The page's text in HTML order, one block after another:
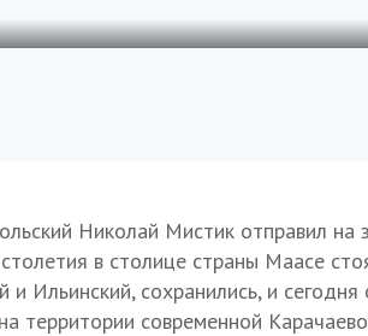
Николай Мистик отправил на
в столице страны Маасе
и Ильинский, сохранились, и
на территории современной